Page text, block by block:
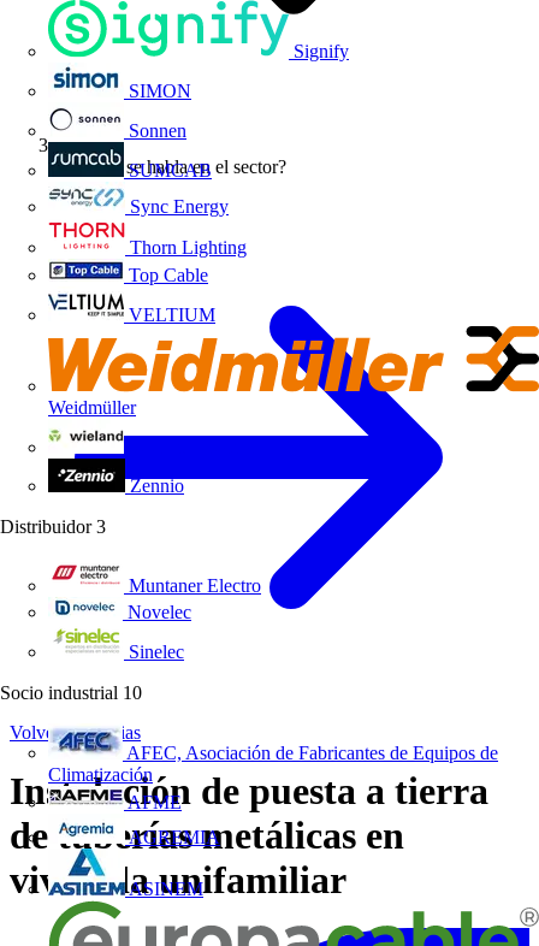
Signify
SIMON
Sonnen
SUMCAB
Sync Energy
Thorn Lighting
Top Cable
VELTIUM
Weidmüller
Zennio
Distribuidor 3
Muntaner Electro
Novelec
Sinelec
Socio industrial 10
AFEC, Asociación de Fabricantes de Equipos de
Climatización
AFME
AGREMIA
ASINEM
¿De qué se habla en el sector?
Volver a Noticias
Instalación de puesta a tierra
de tuberías metálicas en
vivienda unifamiliar